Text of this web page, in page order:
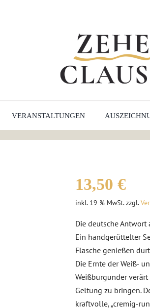
VERANSTALTUNGEN
13,50 €
inkl. 19 % MwSt. zzgl.
Die deutsche Antwort
Ein handgerüttelter
Flasche genießen
Die Ernte der Weiß-
Weißburgunder
Geltung zu bringen.
kraftvolle, „cremig-